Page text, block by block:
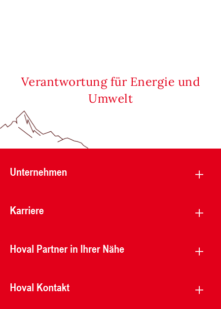
Verantwortung für Energie und
Umwelt
Unternehmen
Karriere
Hoval Partner in Ihrer Nähe
Hoval Kontakt